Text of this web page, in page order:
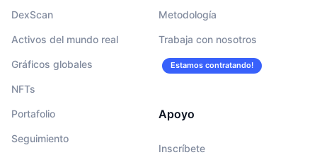
DexScan
Activos del mundo real
Gráficos globales
NFTs
Portafolio
Seguimiento
Metodología
Trabaja con nosotros
Estamos contratando!
Apoyo
Inscríbete